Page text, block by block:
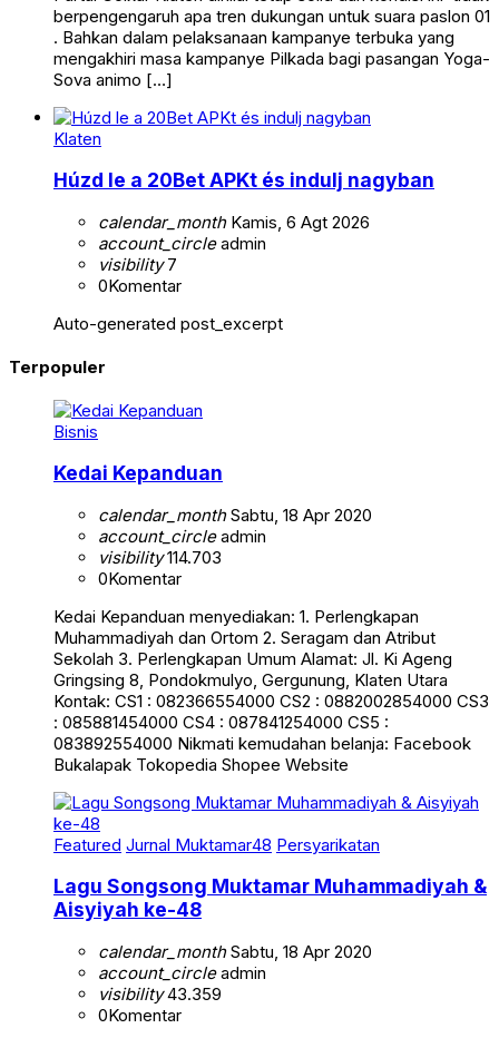
berpengengaruh apa tren dukungan untuk suara paslon 01
. Bahkan dalam pelaksanaan kampanye terbuka yang
mengakhiri masa kampanye Pilkada bagi pasangan Yoga-
Sova animo […]
Klaten
Húzd le a 20Bet APKt és indulj nagyban
calendar_monthKamis, 6 Agt 2026
account_circleadmin
visibility7
0Komentar
Auto-generated post_excerpt
Terpopuler
Bisnis
Kedai Kepanduan
calendar_monthSabtu, 18 Apr 2020
account_circleadmin
visibility114.703
0Komentar
Kedai Kepanduan menyediakan: 1. Perlengkapan
Muhammadiyah dan Ortom 2. Seragam dan Atribut
Sekolah 3. Perlengkapan Umum Alamat: Jl. Ki Ageng
Gringsing 8, Pondokmulyo, Gergunung, Klaten Utara
Kontak: CS1 : 082366554000 CS2 : 0882002854000 CS3
: 085881454000 CS4 : 087841254000 CS5 :
083892554000 Nikmati kemudahan belanja: Facebook
Bukalapak Tokopedia Shopee Website
Featured Jurnal Muktamar48 Persyarikatan
Lagu Songsong Muktamar Muhammadiyah &
Aisyiyah ke-48
calendar_monthSabtu, 18 Apr 2020
account_circleadmin
visibility43.359
0Komentar